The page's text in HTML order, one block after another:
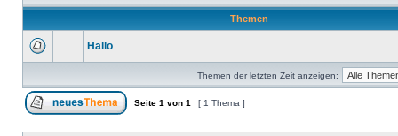
Themen
Hallo
Themen der letzten Zeit anzeigen:
Seite 1 von 1 [ 1 Thema ]